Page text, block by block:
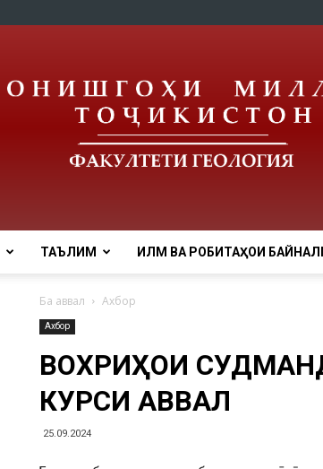
ТАЪЛИМ ИЛМ ВА РОБИТАҲОИ
Ба аввал Ахбор
Ахбор
ВОХӮРИҲОИ
КУРСИ АВВАЛ
25.09.2024